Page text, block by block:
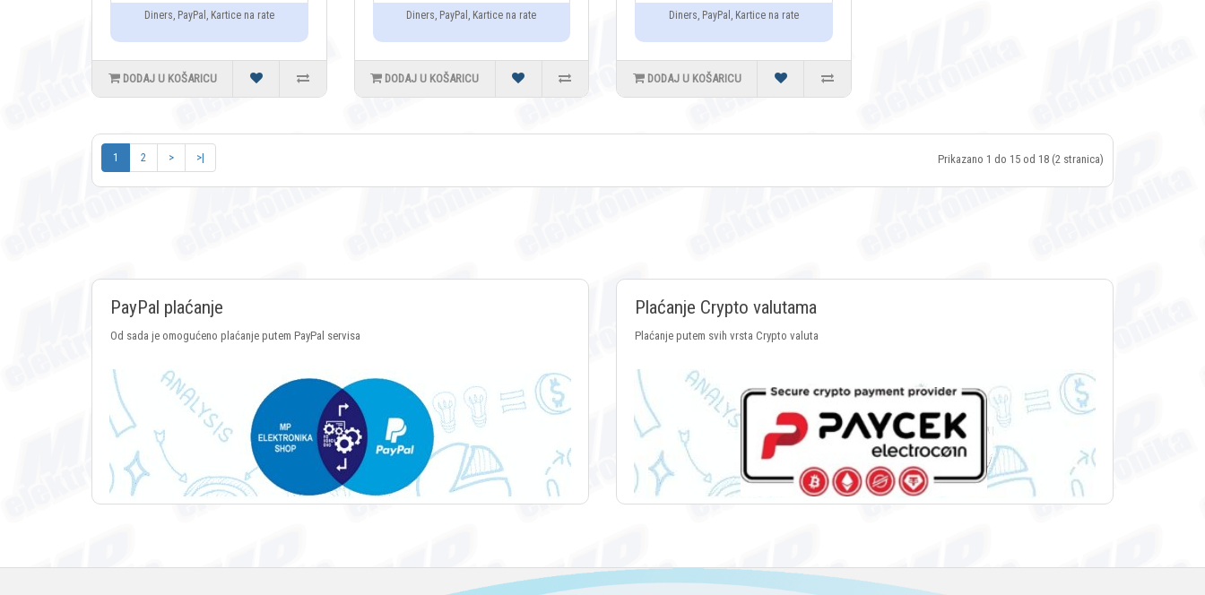
Diners, PayPal, Kartice na rate
DODAJ U KOŠARICU
Diners, PayPal, Kartice na rate
DODAJ U KOŠARICU
Diners, PayPal, Kartice na rate
DODAJ U KOŠARICU
1 2 > >| Prikazano 1 do 15 od 18 (2 stranica)
PayPal plaćanje
Od sada je omogućeno plaćanje putem PayPal servisa
Plaćanje Crypto valutama
Plaćanje putem svih vrsta Crypto valuta